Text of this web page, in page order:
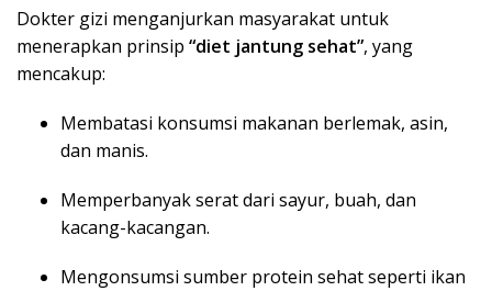
Dokter gizi menganjurkan masyarakat untuk
menerapkan prinsip “diet jantung sehat”, yang
mencakup:
Membatasi konsumsi makanan berlemak, asin,
dan manis.
Memperbanyak serat dari sayur, buah, dan
kacang-kacangan.
Mengonsumsi sumber protein sehat seperti ikan